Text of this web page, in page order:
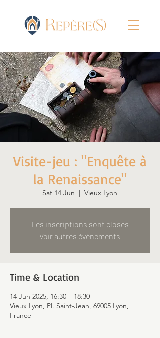
Visite-jeu : "Enquête à
la Renaissance"
Sat 14 Jun
  |
Vieux Lyon
Les inscriptions sont closes
Voir autres événements
Time & Location
14 Jun 2025, 16:30 – 18:30
Vieux Lyon, Pl. Saint-Jean, 69005 Lyon,
France